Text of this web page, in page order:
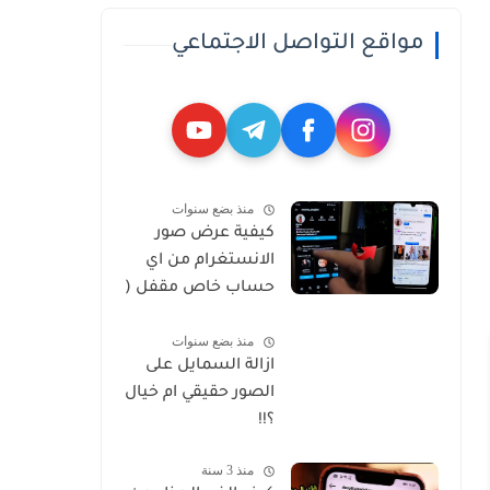
مواقع التواصل الاجتماعي
منذ بضع سنوات
كيفية عرض صور
الانستغرام من اي
حساب خاص مقفل (
منذ بضع سنوات
ازالة السمايل على
الصور حقيقي ام خيال
؟!!
منذ 3 سنة